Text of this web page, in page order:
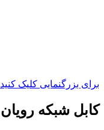
برای بزرگنمایی کلیک کنید
کابل شبکه رویان CAT5 UTP PVC